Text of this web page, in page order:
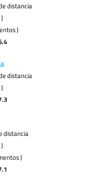
distancia
)
distancia
distancia
)